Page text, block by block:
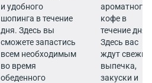
и удобного
шопинга в течение
дня. Здесь вы
сможете запастись
всем необходимым
во время
обеденного
ароматного
кофе в
течение дня.
Здесь вас
ждут свежие
выпечка,
закуски и